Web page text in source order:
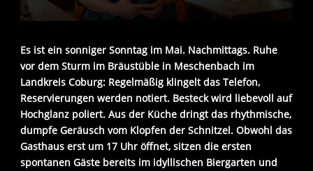
Es ist ein sonniger Sonntag im Mai. Nachmittags. Ruhe
vor dem Sturm im Bräustüble in Meschenbach im
Landkreis Coburg: Regelmäßig klingelt das Telefon,
Reservierungen werden notiert. Besteck wird liebevoll auf
Hochglanz poliert. Aus der Küche dringt das rhythmische,
dumpfe Geräusch vom Klopfen der Schnitzel. Obwohl das
Gasthaus erst um 17 Uhr öffnet, sitzen die ersten
spontanen Gäste bereits im idyllischen Biergarten und